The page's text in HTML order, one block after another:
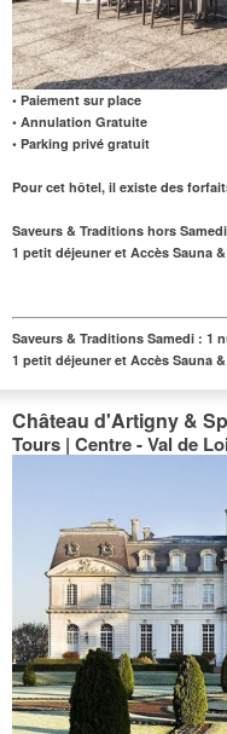
• Paiement sur place
• Annulation Gratuite
• Parking privé gratuit
Pour cet hôtel, il existe des
Saveurs & Traditions hors
1 petit déjeuner et Accès Sauna
Saveurs & Traditions Samedi : 1
1 petit déjeuner et Accès Sauna
Château d'Artigny &
Tours | Centre - Val de